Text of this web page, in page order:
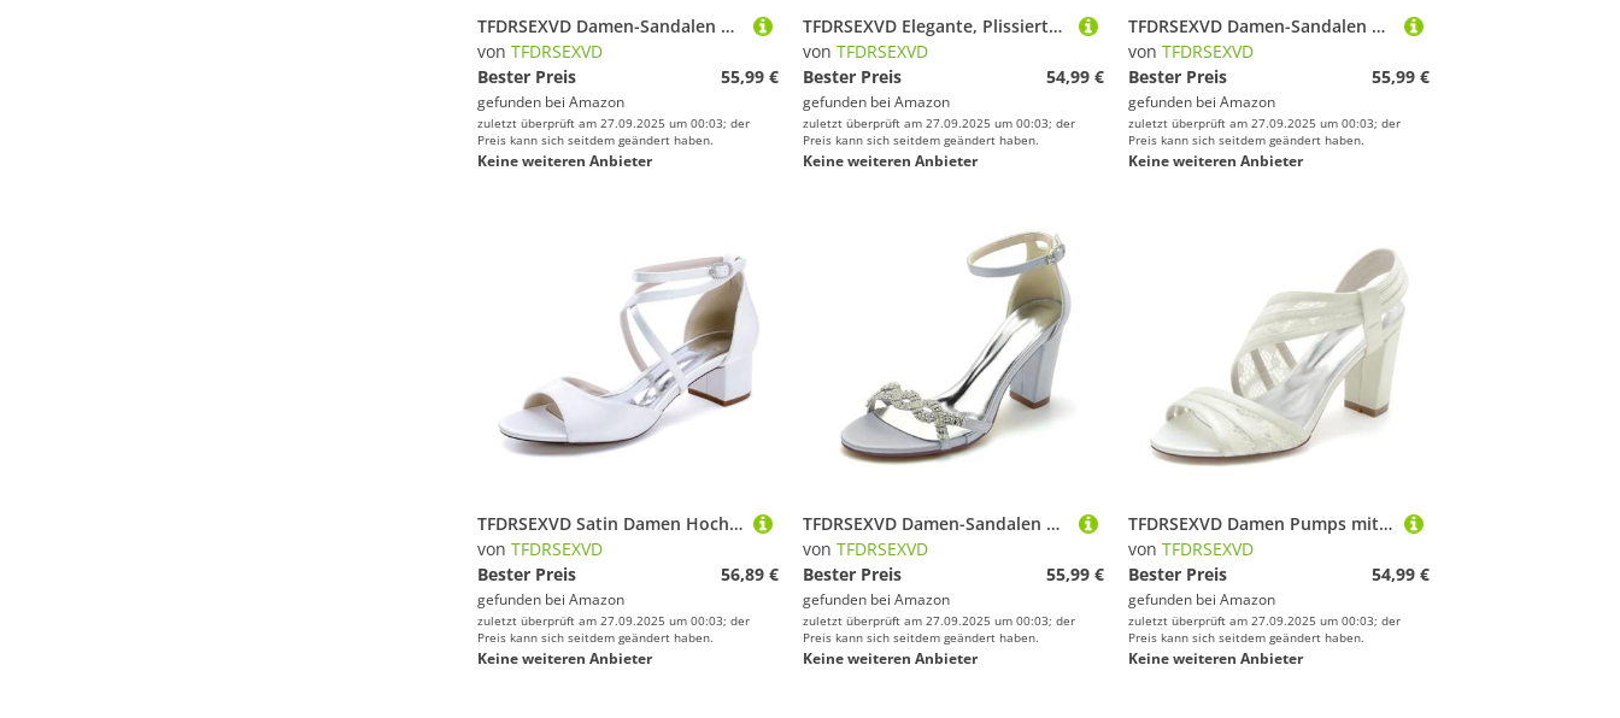
TFDRSEXVD Damen-Sandalen mit mittelhohem Absatz und Knöchelriemen, für Party, Hochzeit, Abendkleid,Rosa,37
von TFDRSEXVD
Bester Preis
55,99 €
gefunden bei Amazon
zuletzt überprüft am 27.09.2025 um 00:03; der
Preis kann sich seitdem geändert haben.
Keine weiteren Anbieter
TFDRSEXVD Elegante, Plissierte Brautschuhe mit Strasssteinen, Spitze Zehenpartie, Satin-Party-Pumps für die Braut und Brautjungfern,Royal Blue,43
von TFDRSEXVD
Bester Preis
54,99 €
gefunden bei Amazon
zuletzt überprüft am 27.09.2025 um 00:03; der
Preis kann sich seitdem geändert haben.
Keine weiteren Anbieter
TFDRSEXVD Damen-Sandalen mit offenem Zehenbereich und Knöchelriemen, mittelhoher Blockabsatz, klobiger Absatz, für Hochzeit, Brautparty,Burgundy,38
von TFDRSEXVD
Bester Preis
55,99 €
gefunden bei Amazon
zuletzt überprüft am 27.09.2025 um 00:03; der
Preis kann sich seitdem geändert haben.
Keine weiteren Anbieter
TFDRSEXVD Satin Damen Hochzeitsschuhe Schnalle Runde Zehenpartie Offene Zehenpartie Abendschuhe für Hochzeit Brautparty,Weiß,37
von TFDRSEXVD
Bester Preis
56,89 €
gefunden bei Amazon
zuletzt überprüft am 27.09.2025 um 00:03; der
Preis kann sich seitdem geändert haben.
Keine weiteren Anbieter
TFDRSEXVD Damen-Sandalen mit offenem Zehenbereich und Knöchelriemen, mittelhoher Blockabsatz, klobiger Absatz, für Hochzeit, Brautparty,Silber,41
von TFDRSEXVD
Bester Preis
55,99 €
gefunden bei Amazon
zuletzt überprüft am 27.09.2025 um 00:03; der
Preis kann sich seitdem geändert haben.
Keine weiteren Anbieter
TFDRSEXVD Damen Pumps mit Absatz, Sandalen, Hochzeits-Brautschuhe, Satin, ausgehöhlt, Slip-on für Hochzeit, Brautparty,Elfenbein,42
von TFDRSEXVD
Bester Preis
54,99 €
gefunden bei Amazon
zuletzt überprüft am 27.09.2025 um 00:03; der
Preis kann sich seitdem geändert haben.
Keine weiteren Anbieter